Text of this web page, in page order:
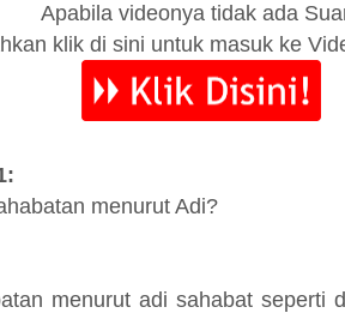
Apabila videonya tidak ada
klik di sini untuk masuk ke
menurut Adi?
menurut adi sahabat seperti